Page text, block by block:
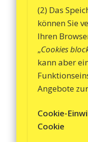
(2) Das
können Sie
Ihren
„Cookies
kann aber
Angebote
Cookie-
Cookie